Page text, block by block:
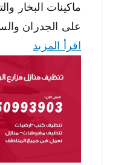
ماكينات البخار
على الجدران
اقرأ المزيد